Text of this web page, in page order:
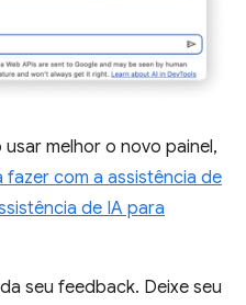
melhor o novo painel,
fazer com a assistência de
de IA para
seu feedback. Deixe seu